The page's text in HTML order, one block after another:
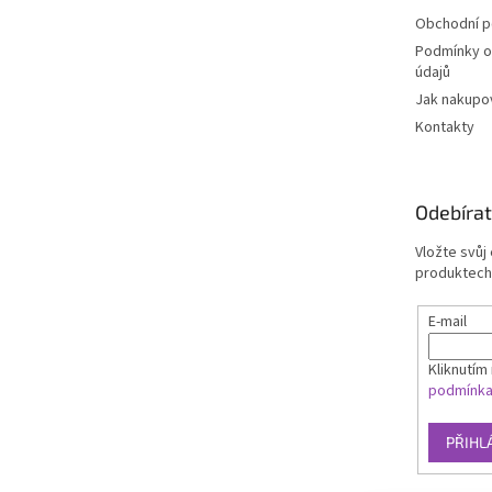
Obchodní
Podmínky
údajů
Jak
Kontakty
Vložte svůj
E-mail